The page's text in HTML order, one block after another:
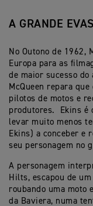
A GRANDE
No Outono de 1962,
Europa para as
de maior sucesso do
McQueen repara
pilotos de motos e
produtores. Ekins é
levar muito menos
Ekins) a conceber e
seu personagem no
A personagem
Hilts, escapou de
roubando uma moto
da Baviera, numa